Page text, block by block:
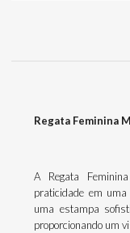
Regata Feminina
A Regata
praticidade em
uma estampa
proporcionando um